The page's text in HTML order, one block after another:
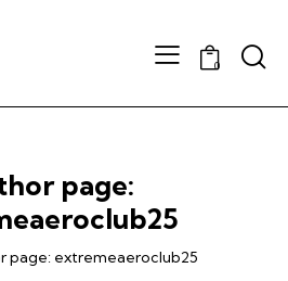
0
page:
page: extremeaeroclub25